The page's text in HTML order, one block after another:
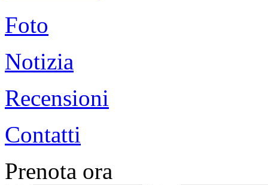
Foto
Notizia
Recensioni
Contatti
Prenota ora